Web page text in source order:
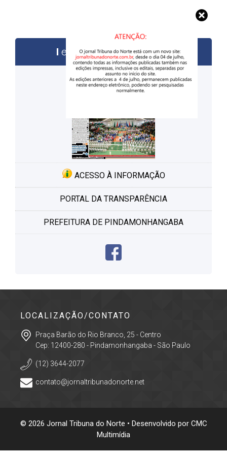
edições anteriores
ACESSO À INFORMAÇÃO
PORTAL DA TRANSPARÊNCIA
PREFEITURA DE PINDAMONHANGABA
LOCALIZAÇÃO/CONTATO
Praça Barão do Rio Branco, 25 - Centro
Cep: 12400-280 - Pindamonhangaba - São Paulo
(12) 3644-2077
contato@jornaltribunadonorte.net
© 2026 Jornal Tribuna do Norte • Desenvolvido por CMC
Multimídia